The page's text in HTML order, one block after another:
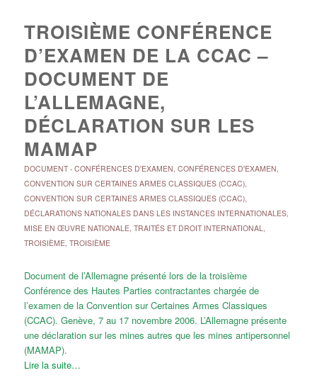
TROISIÈME CONFÉRENCE
D’EXAMEN DE LA CCAC –
DOCUMENT DE
L’ALLEMAGNE,
DÉCLARATION SUR LES
MAMAP
DOCUMENT- CONFÉRENCES D'EXAMEN, CONFÉRENCES D'EXAMEN,
CONVENTION SUR CERTAINES ARMES CLASSIQUES (CCAC),
CONVENTION SUR CERTAINES ARMES CLASSIQUES (CCAC),
DÉCLARATIONS NATIONALES DANS LES INSTANCES INTERNATIONALES,
MISE EN ŒUVRE NATIONALE, TRAITÉS ET DROIT INTERNATIONAL,
TROISIÈME, TROISIÈME
Document de l’Allemagne présenté lors de la troisième
Conférence des Hautes Parties contractantes chargée de
l’examen de la Convention sur Certaines Armes Classiques
(CCAC). Genève, 7 au 17 novembre 2006. L’Allemagne présente
une déclaration sur les mines autres que les mines antipersonnel
(MAMAP).
Lire la suite…